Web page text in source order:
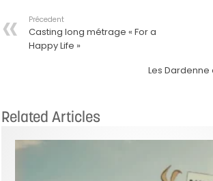
Précedent
Casting long métrage « For a
Happy Life »
Les Dardenne
Related Articles